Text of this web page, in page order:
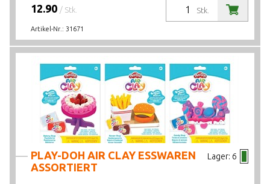
Stk.
12.90 / Stk.
Artikel-Nr.: 31671
Lager: 6
PLAY-DOH AIR CLAY ESSWAREN
ASSORTIERT